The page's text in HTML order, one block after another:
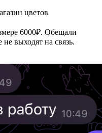
цветов
6000₽. Обещали
не выходят на связь.